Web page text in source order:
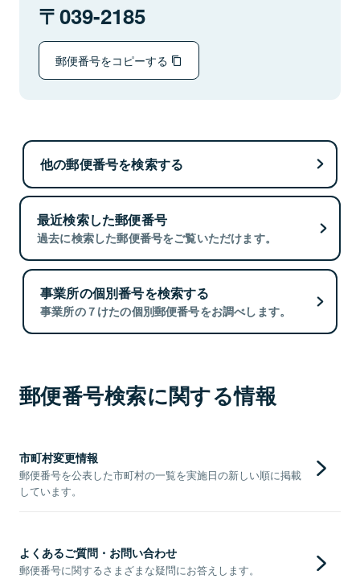
039-2185
郵便番号をコピーする
他の郵便番号を検索する
最近検索した郵便番号
過去に検索した郵便番号をご覧いただけます。
事業所の個別番号を検索する
事業所の７けたの個別郵便番号をお調べします。
郵便番号検索に関する情報
市町村変更情報
郵便番号を公表した市町村の一覧を実施日の新しい順に掲載
しています。
よくあるご質問・お問い合わせ
郵便番号に関するさまざまな疑問にお答えします。